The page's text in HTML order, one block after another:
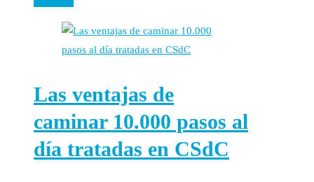
Las ventajas de
caminar 10.000 pasos al
día tratadas en CSdC